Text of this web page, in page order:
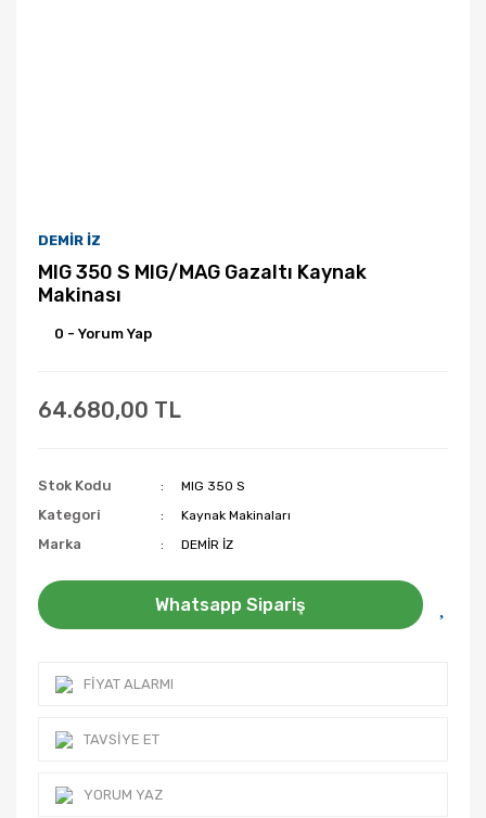
DEMİR İZ
MIG 350 S MIG/MAG Gazaltı Kaynak
Makinası
0 - Yorum Yap
64.680,00 TL
Stok Kodu MIG 350 S
Kategori Kaynak Makinaları
Marka DEMİR İZ
Whatsapp Sipariş
FIYAT ALARMI
TAVSIYE ET
YORUM YAZ